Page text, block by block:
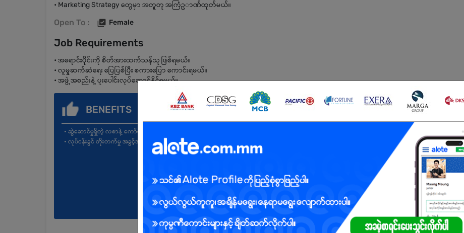
• Marketing Strategy တွေမှာ အတူတူ အကြံဥာဏ်ထုတ်မယ်။
Open To : Female
Job Requirements
• အရောင်းပိုင်းကို စိတ်အားထက်သန်သူ ဖြစ်ရမယ်။
• လူမှုဆက်ဆံရေး ပြေပြစ်ပြီး စကားပြော ကောင်းရမယ်။
• အဖွဲ့အစည်းနဲ့ ပူးပေါင်းလုပ်ဆောင်နိုင်ရမယ်။
BENEFITS
• ဆွဲဆောင်မှုရှိတဲ့ လစာနဲ့ ကော်မရှင်။
• လုပ်ငန်းခွင် တိုးတက်မှု အခွင့်အလမ်းများ။